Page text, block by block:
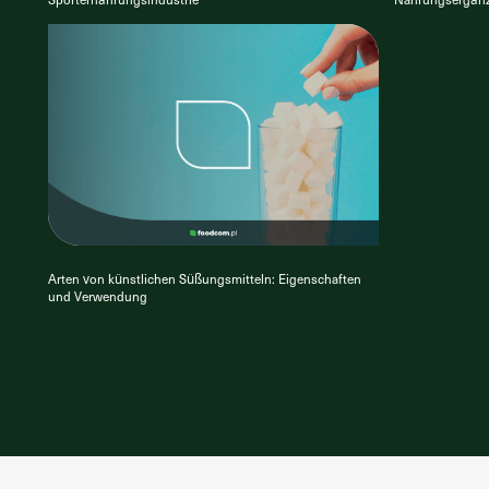
Arten von künstlichen Süßungsmitteln: Eigenschaften
und Verwendung